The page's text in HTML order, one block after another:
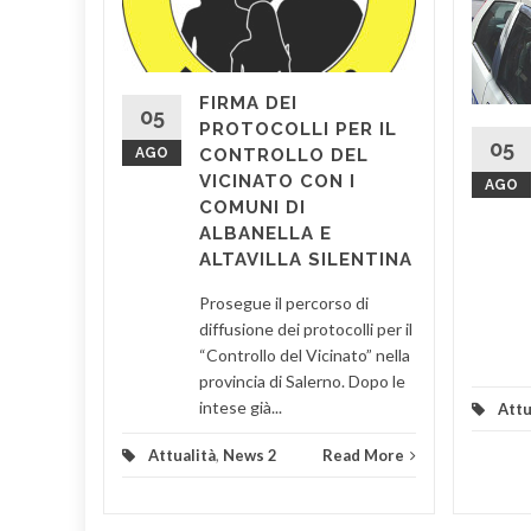
05
AGO
FIRMA DEI
PROTOCOLLI PER IL
CONTROLLO DEL
VICINATO CON I
COMUNI DI
ALBANELLA E
ALTAVILLA SILENTINA
Prosegue il percorso di
diffusione dei protocolli per il
“Controllo del Vicinato” nella
provincia di Salerno. Dopo le
intese già...
Attualità, News 2 Read More
05
AGO